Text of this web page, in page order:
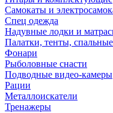
Самокаты и
Спец одежда
Надувные лодки и
Палатки, тенты,
Фонари
Рыболовные снасти
Подводные видео-камеры
Рации
Металлоискатели
Тренажеры